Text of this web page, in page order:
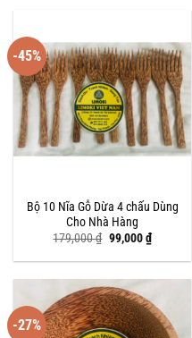
-45%
Bộ 10 Nĩa Gỗ Dừa 4 chấu Dùng
Cho Nhà Hàng
179,000₫ Giá
gốc
là:
99,000₫Giá
hiện
tại
99,000 ₫.
-27%